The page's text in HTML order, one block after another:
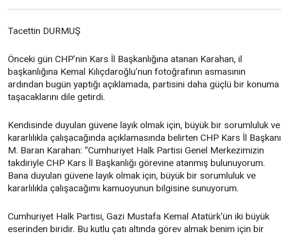
Tacettin DURMUŞ
Önceki gün CHP’nin Kars İl Başkanlığına atanan Karahan, il
başkanlığına Kemal Kılıçdaroğlu’nun fotoğrafının asmasının
ardından bugün yaptığı açıklamada, partisini daha güçlü bir konuma
taşacaklarını dile getirdi.
Kendisinde duyulan güvene layık olmak için, büyük bir sorumluluk ve
kararlılıkla çalışacağında açıklamasında belirten CHP Kars İl Başkanı
M. Baran Karahan: “Cumhuriyet Halk Partisi Genel Merkezimizin
takdiriyle CHP Kars İl Başkanlığı görevine atanmış bulunuyorum.
Bana duyulan güvene layık olmak için, büyük bir sorumluluk ve
kararlılıkla çalışacağımı kamuoyunun bilgisine sunuyorum.
Cumhuriyet Halk Partisi, Gazi Mustafa Kemal Atatürk'ün iki büyük
eserinden biridir. Bu kutlu çatı altında görev almak benim için bir